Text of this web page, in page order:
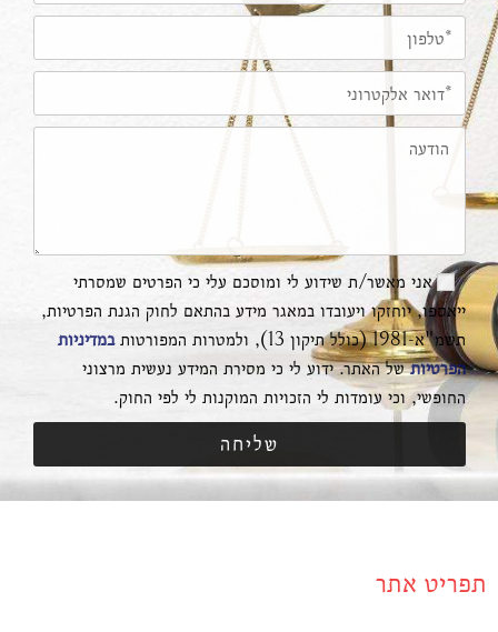
אני מאשר/ת שידוע לי ומוסכם עלי כי הפרטים שמסרתי
ייאספו, יוחזקו ויעובדו במאגר מידע בהתאם לחוק הגנת הפרטיות,
תשמ"א-1981 (כולל תיקון 13), ולמטרות המפורטות
במדיניות
הפרטיותשל האתר. ידוע לי כי מסירת המידע נעשית מרצוני
החופשי, וכי עומדות לי הזכויות המוקנות לי לפי החוק.
שליחה
תפריט אתר